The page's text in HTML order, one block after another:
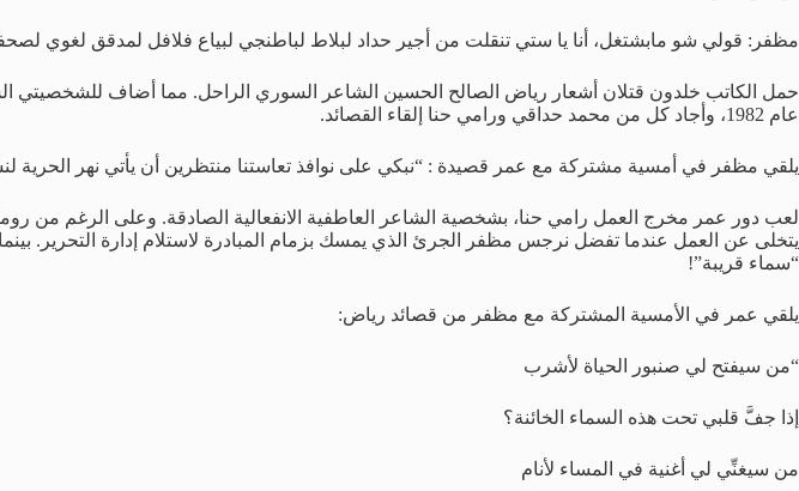
مظفر: قولي شو مابشتغل، أنا يا ستي تنقلت من أجير حداد لبلاط لباطنجي لبياع فلافل لمدقق لغوي
حمل الكاتب خلدون قتلان أشعار رياض الصالح الحسين الشاعر السوري الراحل. مما أضاف
عام 1982، وأجاد كل من محمد حداقي ورامي حنا إلقاء القصائد.
يلقي مظفر في أمسية مشتركة مع عمر قصيدة : “نبكي على نوافذ تعاستنا منتظرين أن يأتي نهر الحرية
لعب دور عمر مخرج العمل رامي حنا، بشخصية الشاعر العاطفية الانفعالية الصادقة. وعلى الرغم من
يتخلى عن العمل عندما تفضل نرجس مظفر الجرئ الذي يمسك بزمام المبادرة لاستلام إدارة التحرير.
“سماء قريبة”!
يلقي عمر في الأمسية المشتركة مع مظفر من قصائد رياض:
“من سيفتح لي صنبور الحياة لأشرب
إذا جفَّ قلبي تحت هذه السماء الخائنة؟
من سيغنِّي لي أغنية في المساء لأنام